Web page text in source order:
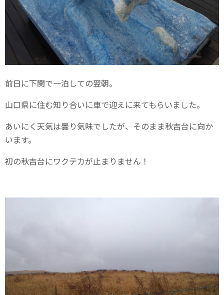
前日に下関で一泊しての翌朝。
山口県に住む知り合いに車で迎えに来てもらいました。
あいにく天気は曇り気味でしたが、そのまま秋吉台に向か
います。
初の秋吉台にワクテカが止まりません！